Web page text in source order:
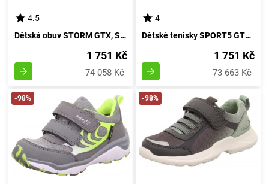
4.5
Dětská obuv STORM GTX, Superfit, 1-006386-8020, purpurová - velikost 32
1 751 Kč
74 058 Kč
4
Dětské tenisky SPORT5 GTX, Superfit, 1-000237-8500, purpurová - velikost 32
1 751 Kč
73 663 Kč
-98% -98%